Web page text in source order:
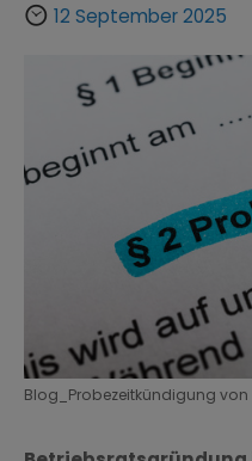
Þ 12 September 2025
Blog_Probezeitkündigung